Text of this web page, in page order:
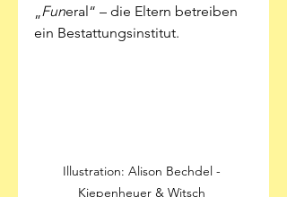
„Funeral“ – die Eltern betreiben
ein Bestattungsinstitut.
Illustration: Alison Bechdel -
Kiepenheuer & Witsch